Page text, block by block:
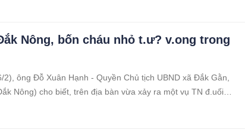
Nông, bốn cháu nhỏ t.ư? v.ong trong
2), ông Đỗ Xuân Hạnh - Quyền Chủ tịch UBND xã Đắk Gằn,
Nông) cho biết, trên địa bàn vừa xảy ra một vụ TN đ.uối